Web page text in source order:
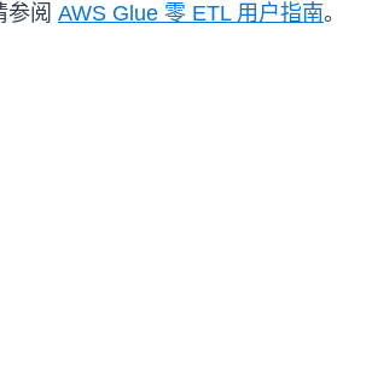
阅 AWS Glue 零 ETL 用户指南。